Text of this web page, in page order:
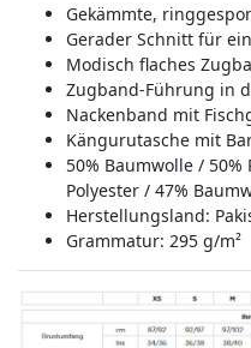
Gekämmte,
Gerader Schnitt für
Modisch flaches
Zugband-Führung in
Nackenband mit
Kängurutasche mit
50% Baumwolle /
Polyester / 47%
Herstellungsland:
Grammatur: 295 g/m²